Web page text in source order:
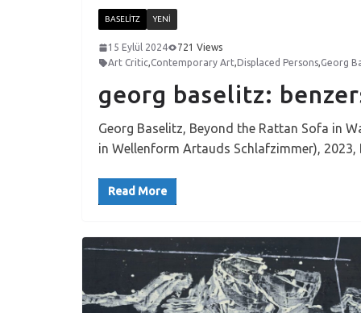
BASELITZ YENI
15 Eylül 2024
721 Views
Art Critic,Contemporary Art, Displaced Persons,Georg
georg baselitz:
Georg Baselitz, Beyond the Rattan Sofa in
in Wellenform Artauds Schlafzimmer), 2023,
Read More